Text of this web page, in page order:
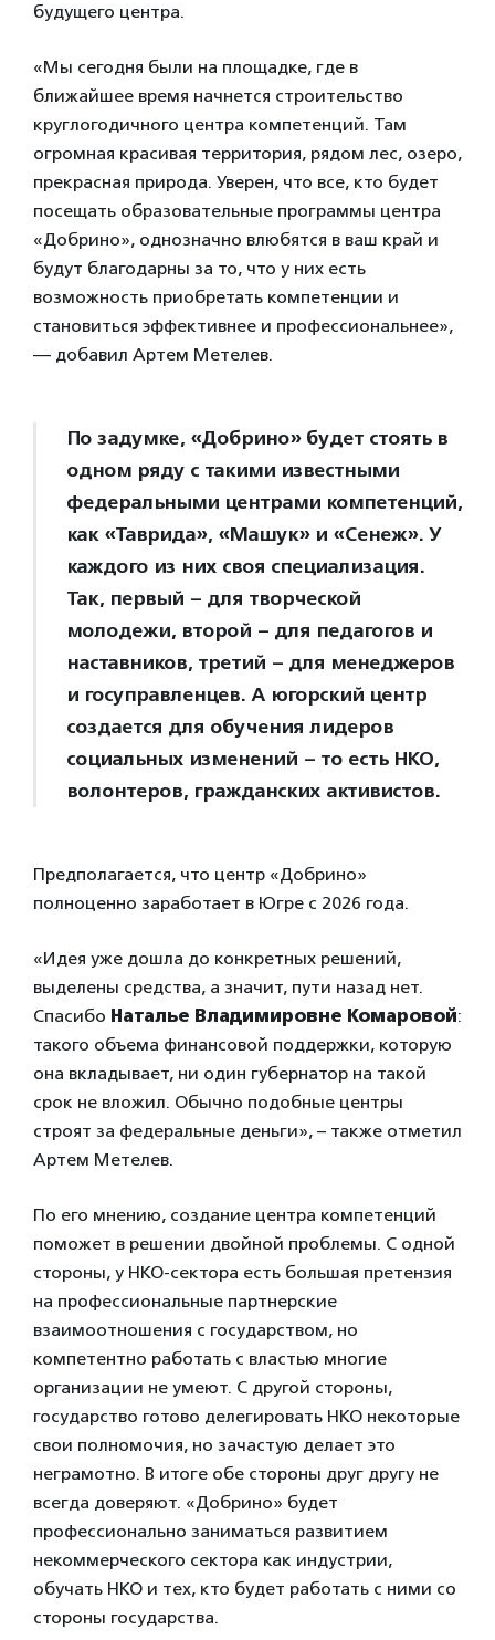
будущего центра.
«Мы сегодня были на площадке, где в
ближайшее время начнется строительство
круглогодичного центра компетенций. Там
огромная красивая территория, рядом лес, озеро,
прекрасная природа. Уверен, что все, кто будет
посещать образовательные программы центра
«Добрино», однозначно влюбятся в ваш край и
будут благодарны за то, что у них есть
возможность приобретать компетенции и
становиться эффективнее и профессиональнее»,
— добавил Артем Метелев.
По задумке, «Добрино» будет стоять в
одном ряду с такими известными
федеральными центрами компетенций,
как «Таврида», «Машук» и «Сенеж». У
каждого из них своя специализация.
Так, первый – для творческой
молодежи, второй – для педагогов и
наставников, третий – для менеджеров
и госуправленцев. А югорский центр
создается для обучения лидеров
социальных изменений – то есть НКО,
волонтеров, гражданских активистов.
Предполагается, что центр «Добрино»
полноценно заработает в Югре с 2026 года.
«Идея уже дошла до конкретных решений,
выделены средства, а значит, пути назад нет.
Спасибо Наталье Владимировне Комаровой:
такого объема финансовой поддержки, которую
она вкладывает, ни один губернатор на такой
срок не вложил. Обычно подобные центры
строят за федеральные деньги», – также отметил
Артем Метелев.
По его мнению, создание центра компетенций
поможет в решении двойной проблемы. С одной
стороны, у НКО-сектора есть большая претензия
на профессиональные партнерские
взаимоотношения с государством, но
компетентно работать с властью многие
организации не умеют. С другой стороны,
государство готово делегировать НКО некоторые
свои полномочия, но зачастую делает это
неграмотно. В итоге обе стороны друг другу не
всегда доверяют. «Добрино» будет
профессионально заниматься развитием
некоммерческого сектора как индустрии,
обучать НКО и тех, кто будет работать с ними со
стороны государства.